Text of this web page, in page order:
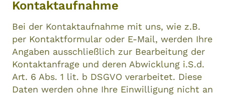
Kontaktaufnahme
Bei der Kontaktaufnahme mit uns, wie z.B.
per Kontaktformular oder E-Mail, werden Ihre
Angaben ausschließlich zur Bearbeitung der
Kontaktanfrage und deren Abwicklung i.S.d.
Art. 6 Abs. 1 lit. b DSGVO verarbeitet. Diese
Daten werden ohne Ihre Einwilligung nicht an